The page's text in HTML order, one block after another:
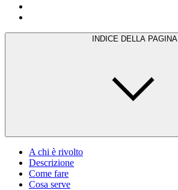
INDICE DELLA PAGINA
A chi è rivolto
Descrizione
Come fare
Cosa serve